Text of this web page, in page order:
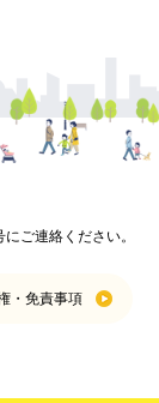
ご連絡ください。
・免責事項